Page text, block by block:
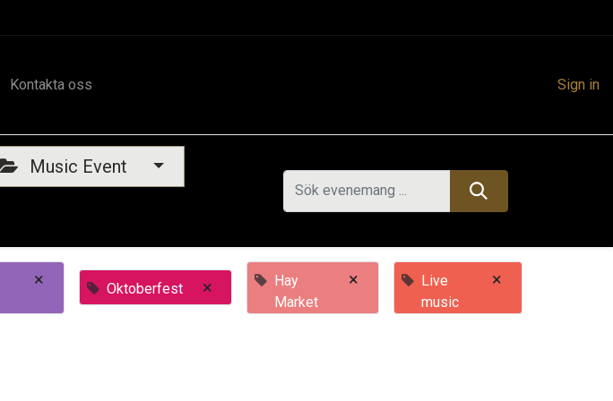
Kontakta oss Sign in
Music Event
× Oktoberfest ×
Hay
Market
×
Live
music
×